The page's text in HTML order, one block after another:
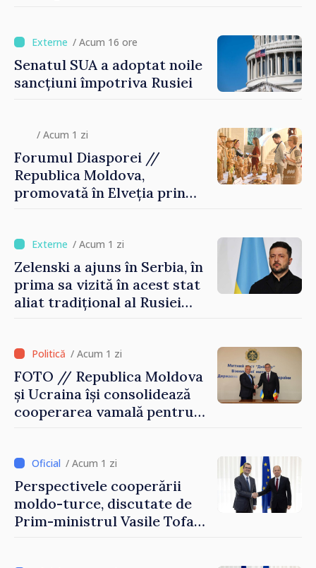
/ Acum 16 ore
Senatul SUA a adoptat noile
sancțiuni împotriva Rusiei
/ Acum 1 zi
Forumul Diasporei //
Republica Moldova,
promovată în Elveția prin
/ Acum 1 zi
Zelenski a ajuns în Serbia, în
prima sa vizită în acest stat
aliat tradițional al Rusiei
/ Acum 1 zi
FOTO // Republica Moldova
și Ucraina își consolidează
cooperarea vamală pentru
Reuniune la Moghiliov-
Podolsk
/ Acum 1 zi
Perspectivele cooperării
moldo-turce, discutate de
Prim-ministrul Vasile Tofan